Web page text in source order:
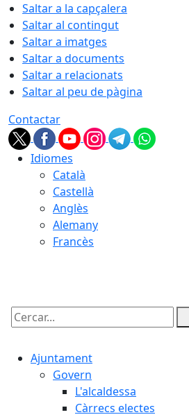
Saltar a la capçalera
Saltar al contingut
Saltar a imatges
Saltar a documents
Saltar a relacionats
Saltar al peu de pàgina
Contactar
Idiomes
Català
Castellà
Anglès
Alemany
Francès
Cercar:
Ajuntament
Govern
L'alcaldessa
Càrrecs electes